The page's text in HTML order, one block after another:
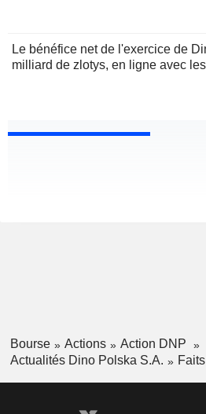
Le bénéfice net de l'exercice de
milliard de zlotys, en ligne avec
Bourse Actions
Action DNP
Actualités Dino Polska S.A.